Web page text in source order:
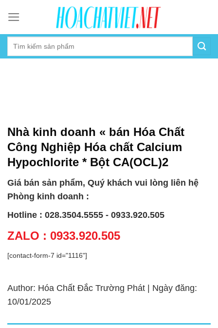
content
Nhà kinh doanh « bán Hóa Chất
Công Nghiệp Hóa chất Calcium
Hypochlorite * Bột CA(OCL)2
Giá bán sản phẩm, Quý khách vui lòng liên hệ
Phòng kinh doanh :
Hotline : 028.3504.5555 - 0933.920.505
ZALO : 0933.920.505
[contact-form-7 id="1116"]
Author: Hóa Chất Đắc Trường Phát | Ngày đăng:
10/01/2025